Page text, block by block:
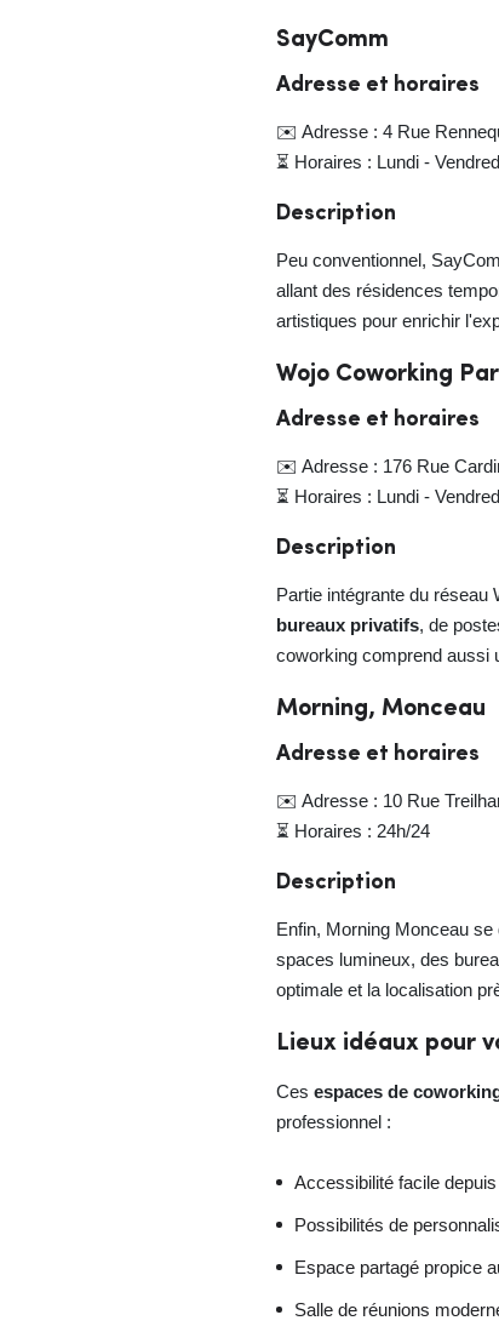
SayComm
Adresse et horaires
✉️ Adresse : 4 Rue
⏳ Horaires : Lundi -
Description
Peu conventionnel,
allant des résidences
artistiques pour enrichir
Wojo Coworking
Adresse et horaires
✉️ Adresse : 176 Rue
⏳ Horaires : Lundi -
Description
Partie intégrante du réseau
bureaux privatifs, de
coworking comprend aussi
Morning, Monceau
Adresse et horaires
✉️ Adresse : 10 Rue
⏳ Horaires : 24h/24
Description
Enfin, Morning Monceau
spaces lumineux, des
optimale et la localisation
Lieux idéaux pour
Ces espaces de
professionnel :
Accessibilité facile
Possibilités de
Espace partagé propice
Salle de réunions